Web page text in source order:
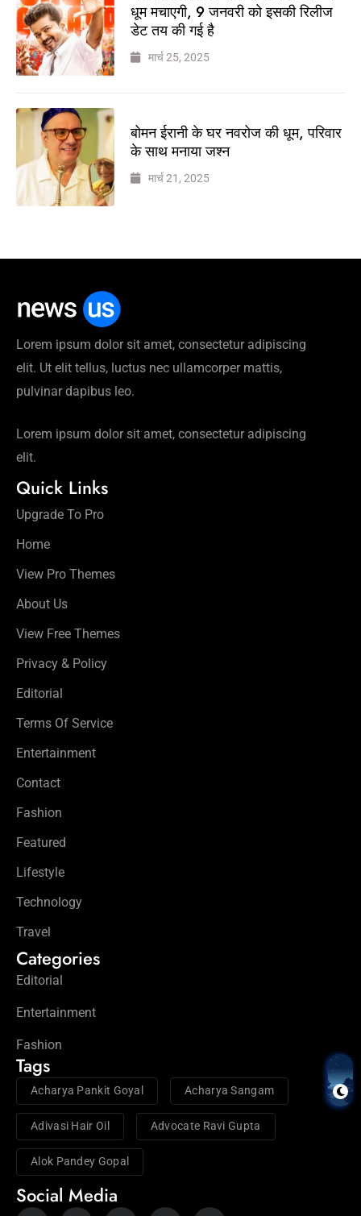
धूम मचाएगी, 9 जनवरी को इसकी रिलीज
डेट तय की गई है
मार्च 25, 2025
बोमन ईरानी के घर नवरोज की धूम, परिवार
के साथ मनाया जश्न
मार्च 21, 2025
Lorem ipsum dolor sit amet, consectetur adipiscing
elit. Ut elit tellus, luctus nec ullamcorper mattis,
pulvinar dapibus leo.
Lorem ipsum dolor sit amet, consectetur adipiscing
elit.
Quick Links
Upgrade To Pro
Home
View Pro Themes
About Us
View Free Themes
Privacy & Policy
Editorial
Terms Of Service
Entertainment
Contact
Fashion
Featured
Lifestyle
Technology
Travel
Categories
Editorial
Entertainment
Fashion
Tags
Acharya Pankit Goyal Acharya Sangam
Adivasi Hair Oil Advocate Ravi Gupta
Alok Pandey Gopal
Social Media